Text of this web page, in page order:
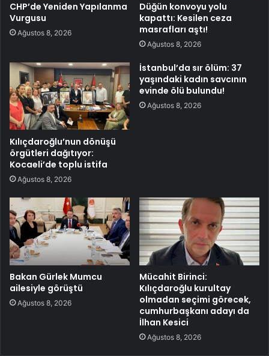
CHP’de Yeniden Yapılanma
Vurgusu
Ağustos 8, 2026
Düğün konvoyu yolu
kapattı: Kesilen ceza
masrafları aştı!
Ağustos 8, 2026
Kılıçdaroğlu’nun dönüşü
örgütleri dağıtıyor:
Kocaeli’de toplu istifa
Ağustos 8, 2026
İstanbul’da sır ölüm: 37
yaşındaki kadın savcının
evinde ölü bulundu!
Ağustos 8, 2026
Bakan Gürlek Mumcu
ailesiyle görüştü
Ağustos 8, 2026
Mücahit Birinci:
Kılıçdaroğlu kurultay
olmadan seçimi görecek,
cumhurbaşkanı adayı da
İlhan Kesici
Ağustos 8, 2026